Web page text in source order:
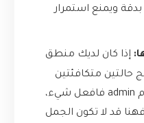
ويمنع استمرار
إذا كان لديك منطق
حالتين متكافئتين
(مثلاً: إذا كان المستخدم admin فافعل شيء،
قد لا تكون الجمل